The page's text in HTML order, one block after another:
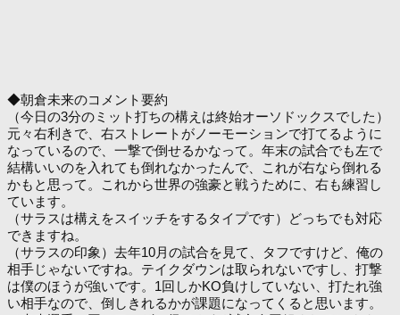
◆朝倉未来のコメント要約
（今日の3分のミット打ちの構えは終始オーソドックスでした）
元々右利きで、右ストレートがノーモーションで打てるように
なっているので、一撃で倒せるかなって。年末の試合でも左で
結構いいのを入れても倒れなかったんで、これが右なら倒れる
かもと思って。これから世界の強豪と戦うために、右も練習し
ています。
（サラスは構えをスイッチをするタイプです）どっちでも対応
できますね。
（サラスの印象）去年10月の試合を見て、タフですけど、俺の
相手じゃないですね。テイクダウンは取られないですし、打撃
は僕のほうが強いです。1回しかKO負けしていない、打たれ強
い相手なので、倒しきれるかが課題になってくると思います。